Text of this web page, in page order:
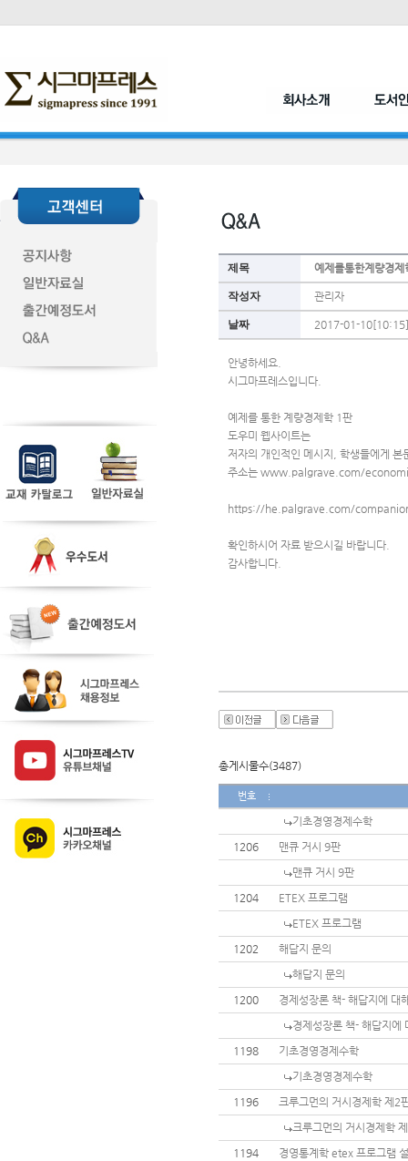
제목 예제를통한계량경제
작성자 관리자
날짜 2017-01-10[10:15]
안녕하세요.
시그마프레스입니다.
예제를 통한 계량경제학 1판
도우미 웹사이트는
저자의 개인적인 메시지, 학생들에게 본
주소는 www.palgrave.com/
https://he.palgrave.com/
확인하시어 자료 받으시길 바랍니다.
감사합니다.
총게시물수(3487)
번호
기초경영경제수학
1206
맨큐 거시 9판
맨큐 거시 9판
1204
ETEX 프로그램
ETEX 프로그램
1202
해답지 문의
해답지 문의
1200
경제성장론 책- 해답지에 대
경제성장론 책- 해답지에
1198
기초경영경제수학
기초경영경제수학
1196
크루그먼의 거시경제학 제2
크루그먼의 거시경제학
1194
경영통계학 etex 프로그램